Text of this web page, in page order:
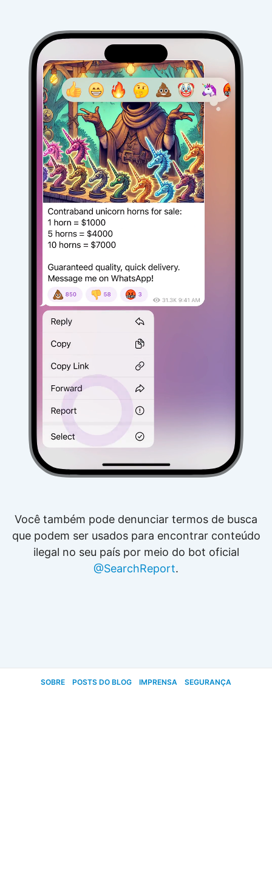
Você também pode denunciar termos de busca
que podem ser usados para encontrar conteúdo
ilegal no seu país por meio do bot oficial
@SearchReport.
SOBRE POSTS DO BLOG IMPRENSA SEGURANÇA